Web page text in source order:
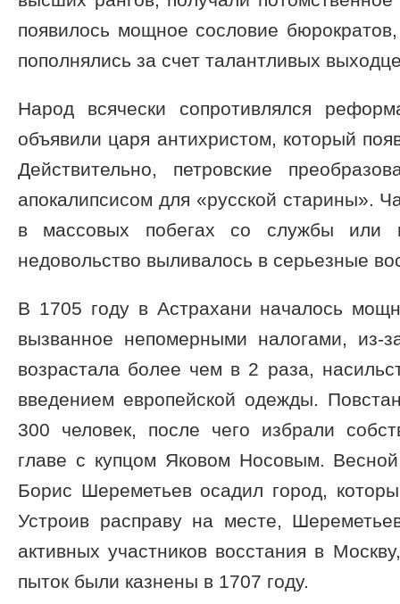
появилось мощное сословие
пополнялись за счет талантливых
Народ всячески сопротивлялся
объявили царя антихристом, который
Действительно, петровские
апокалипсисом для «русской старины».
в массовых побегах со службы или
недовольство выливалось в серьезные
В 1705 году в Астрахани началось
вызванное непомерными налогами, из-
возрастала более чем в 2 раза,
введением европейской одежды.
300 человек, после чего избрали
главе с купцом Яковом Носовым.
Борис Шереметьев осадил город,
Устроив расправу на месте,
активных участников восстания в
пыток были казнены в 1707 году.